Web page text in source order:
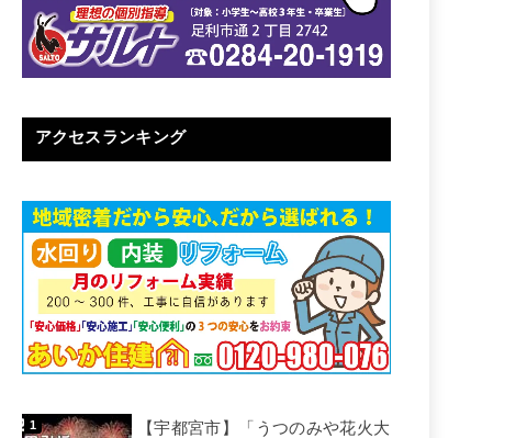
アクセスランキング
【宇都宮市】「うつのみや花火大